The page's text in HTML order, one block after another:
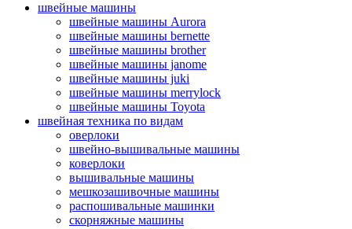
швейные машины
швейные машины Aurora
швейные машины bernette
швейные машины brother
швейные машины janome
швейные машины juki
швейные машины merrylock
швейные машины Toyota
швейная техника по видам
оверлоки
швейно-вышивальные машины
коверлоки
вышивальные машины
мешкозашивочные машины
распошивальные машинки
скорняжные машины